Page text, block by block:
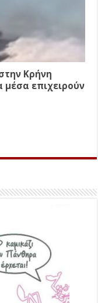
Κρήνη
μέσα επιχειρούν